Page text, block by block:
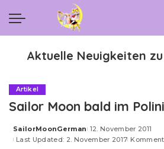
Aktuelle Neuigkeiten
Artikel
Sailor Moon bald im
Posted
by
SailorMoonGerman 12. November 2011
Last Updated: 2. November 2017